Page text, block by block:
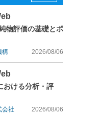
物評価の基礎とポ
構 2026/08/06
おける分析・評
会社 2026/08/06